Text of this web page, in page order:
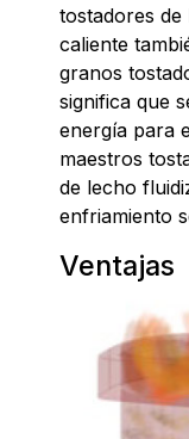
tostadores
caliente
granos
significa que
energía para
maestros
de lecho
enfriamiento
Ventajas